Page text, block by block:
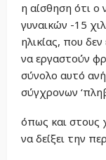
η αίσθηση ότι ο
γυναικών -15
ηλικίας, που
να εργαστούν
σύνολο αυτό
σύγχρονων
όπως και στους
να δείξει την